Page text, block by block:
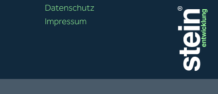
Datenschutz
Impressum